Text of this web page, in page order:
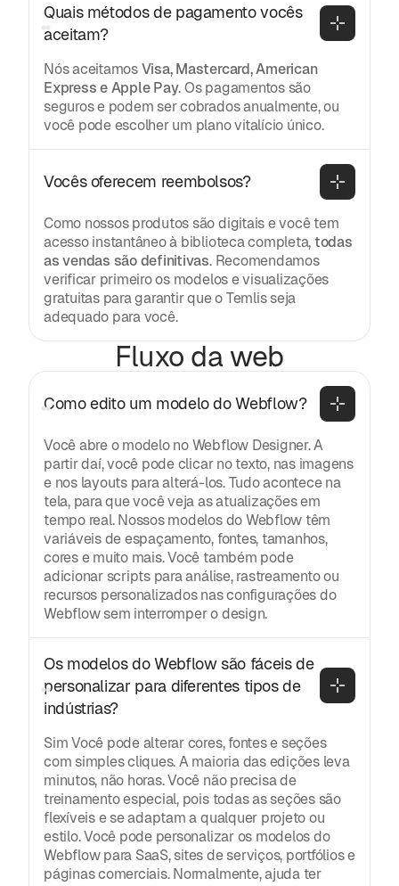
Quais métodos de pagamento vocês
aceitam?
Nós aceitamosVisa, Mastercard, American
Express e Apple Pay. Os pagamentos são
seguros e podem ser cobrados anualmente, ou
você pode escolher um plano vitalício único.
Vocês oferecem reembolsos?
Como nossos produtos são digitais e você tem
acesso instantâneo à biblioteca completa,todas
as vendas são definitivas. Recomendamos
verificar primeiro os modelos e visualizações
gratuitas para garantir que o Temlis seja
adequado para você.
Fluxo da web
Como edito um modelo do Webflow?
Você abre o modelo no Webflow Designer. A
partir daí, você pode clicar no texto, nas imagens
e nos layouts para alterá-los. Tudo acontece na
tela, para que você veja as atualizações em
tempo real. Nossos modelos do Webflow têm
variáveis de espaçamento, fontes, tamanhos,
cores e muito mais. Você também pode
adicionar scripts para análise, rastreamento ou
recursos personalizados nas configurações do
Webflow sem interromper o design.
Os modelos do Webflow são fáceis de
personalizar para diferentes tipos de
indústrias?
Sim Você pode alterar cores, fontes e seções
com simples cliques. A maioria das edições leva
minutos, não horas. Você não precisa de
treinamento especial, pois todas as seções são
flexíveis e se adaptam a qualquer projeto ou
estilo. Você pode personalizar os modelos do
Webflow para SaaS, sites de serviços, portfólios e
páginas comerciais. Normalmente, ajuda ter